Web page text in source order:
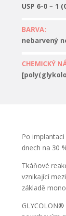
USP 6-0 – 1
BARVA:
nebarvený
CHEMICKÝ
Po
dnech na 30
Tkáňové
vznikající
základě